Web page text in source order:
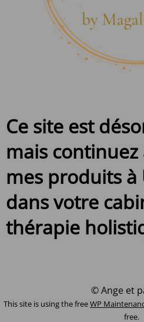
Ce site est
mais
mes produits à
dans votre
thérapie
© Ange et
This site is using the freeWP
free.